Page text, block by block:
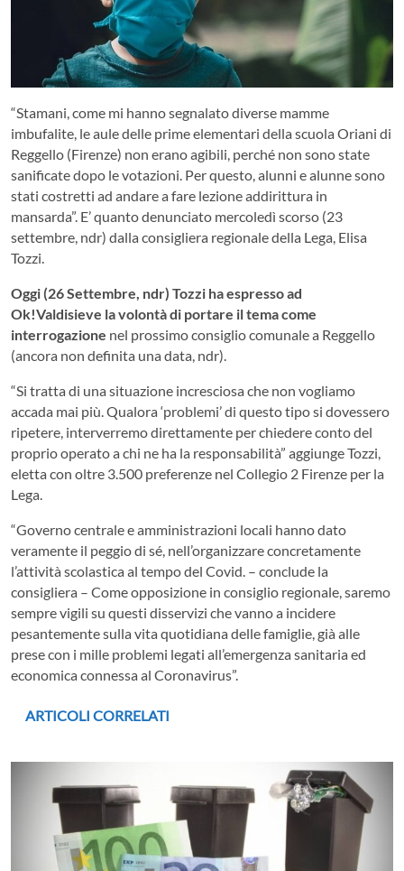
“Stamani, come mi hanno segnalato diverse mamme
imbufalite, le aule delle prime elementari della scuola Oriani di
Reggello (Firenze) non erano agibili, perché non sono state
sanificate dopo le votazioni. Per questo, alunni e alunne sono
stati costretti ad andare a fare lezione addirittura in
mansarda”. E’ quanto denunciato mercoledì scorso (23
settembre, ndr) dalla consigliera regionale della Lega, Elisa
Tozzi.
Oggi (26 Settembre, ndr) Tozzi ha espresso ad
Ok!Valdisieve la volontà di portare il tema come
interrogazione nel prossimo consiglio comunale a Reggello
(ancora non definita una data, ndr).
“Si tratta di una situazione incresciosa che non vogliamo
accada mai più. Qualora ‘problemi’ di questo tipo si dovessero
ripetere, interverremo direttamente per chiedere conto del
proprio operato a chi ne ha la responsabilità” aggiunge Tozzi,
eletta con oltre 3.500 preferenze nel Collegio 2 Firenze per la
Lega.
“Governo centrale e amministrazioni locali hanno dato
veramente il peggio di sé, nell’organizzare concretamente
l’attività scolastica al tempo del Covid. – conclude la
consigliera – Come opposizione in consiglio regionale, saremo
sempre vigili su questi disservizi che vanno a incidere
pesantemente sulla vita quotidiana delle famiglie, già alle
prese con i mille problemi legati all’emergenza sanitaria ed
economica connessa al Coronavirus”.
ARTICOLI CORRELATI